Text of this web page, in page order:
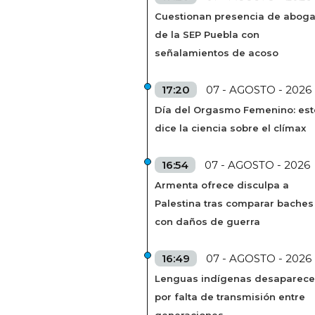
Cuestionan presencia de
de la SEP Puebla con
señalamientos de acoso
17:20 07 - AGOSTO - 2026
Día del Orgasmo Femenino:
dice la ciencia sobre el clímax
16:54 07 - AGOSTO - 2026
Armenta ofrece disculpa a
Palestina tras comparar baches
con daños de guerra
16:49 07 - AGOSTO - 2026
Lenguas indígenas
por falta de transmisión entre